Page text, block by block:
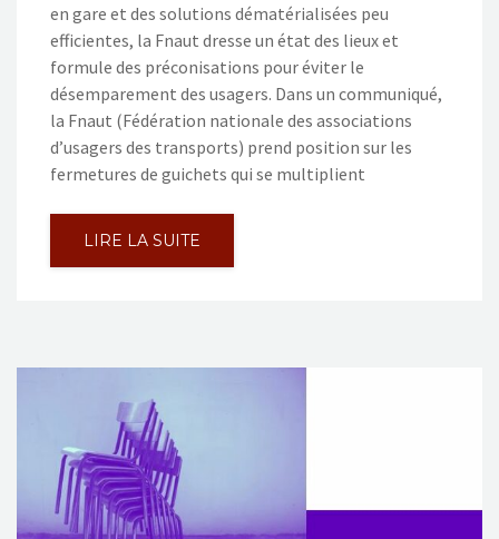
en gare et des solutions dématérialisées peu
efficientes, la Fnaut dresse un état des lieux et
formule des préconisations pour éviter le
désemparement des usagers. Dans un communiqué,
la Fnaut (Fédération nationale des associations
d’usagers des transports) prend position sur les
fermetures de guichets qui se multiplient
LIRE LA SUITE